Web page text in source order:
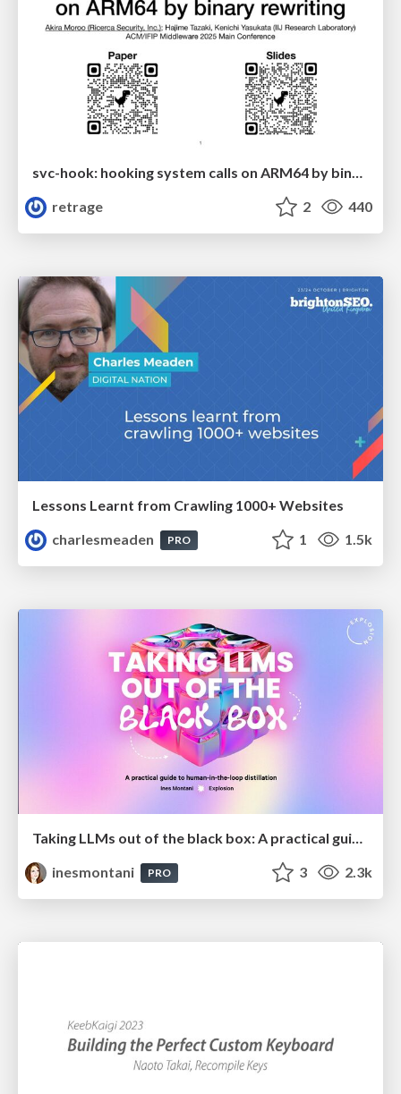
retrage
2 440
Lessons Learnt from Crawling 1000+ Websites
charlesmeaden
PRO 1 1.5k
Taking LLMs out of the black box: A practical guide to human-in-the-loop distillation
inesmontani
PRO 3 2.3k